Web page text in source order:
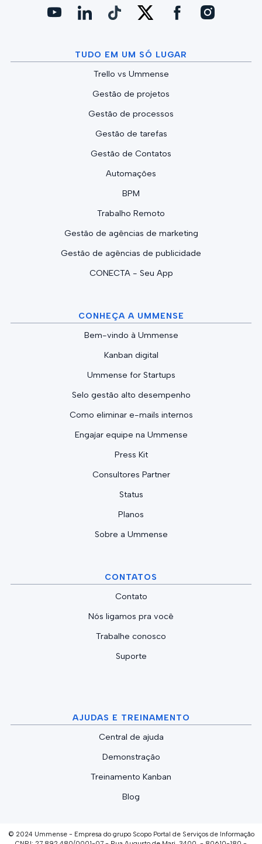
TUDO EM UM SÓ LUGAR
Trello vs Ummense
Gestão de projetos
Gestão de processos
Gestão de tarefas
Gestão de Contatos
Automações
BPM
Trabalho Remoto
Gestão de agências de marketing
Gestão de agências de publicidade
CONECTA - Seu App
CONHEÇA A UMMENSE
Bem-vindo à Ummense
Kanban digital
Ummense for Startups
Selo gestão alto desempenho
Como eliminar e-mails internos
Engajar equipe na Ummense
Press Kit
Consultores Partner
Status
Planos
Sobre a Ummense
CONTATOS
Contato
Nós ligamos pra você
Trabalhe conosco
Suporte
AJUDAS E TREINAMENTO
Central de ajuda
Demonstração
Treinamento Kanban
Blog
© 2024 Ummense - Empresa do grupo Scopo Portal de Serviços de Informação